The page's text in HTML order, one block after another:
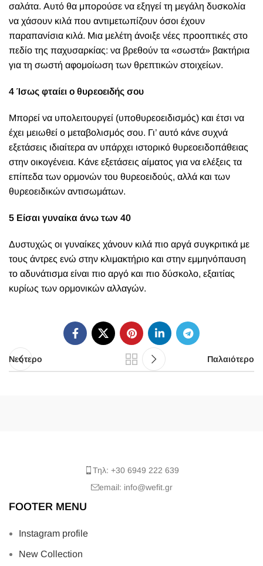
σαλάτα. Αυτό θα μπορούσε να εξηγεί τη μεγάλη δυσκολία
να χάσουν κιλά που αντιμετωπίζουν όσοι έχουν
παραπανίσια κιλά. Μια μελέτη άνοιξε νέες προοπτικές στο
πεδίο της παχυσαρκίας: να βρεθούν τα «σωστά» βακτήρια
για τη σωστή αφομοίωση των θρεπτικών στοιχείων.
4 Ίσως φταίει ο θυρεοειδής σου
Μπορεί να υπολειτουργεί (υποθυρεοειδισμός) και έτσι να
έχει μειωθεί ο μεταβολισμός σου. Γι’ αυτό κάνε συχνά
εξετάσεις ιδιαίτερα αν υπάρχει ιστορικό θυρεοειδοπάθειας
στην οικογένεια. Κάνε εξετάσεις αίματος για να ελέξεις τα
επίπεδα των ορμονών του θυρεοειδούς, αλλά και των
θυρεοειδικών αντισωμάτων.
5 Είσαι γυναίκα άνω των 40
Δυστυχώς οι γυναίκες χάνουν κιλά πιο αργά συγκριτικά με
τους άντρες ενώ στην κλιμακτήριο και στην εμμηνόπαυση
το αδυνάτισμα είναι πιο αργό και πιο δύσκολο, εξαιτίας
κυρίως των ορμονικών αλλαγών.
Νεότερο Παλαιότερο
Τηλ: +30 6949 222 639
email: info@wefit.gr
FOOTER MENU
Instagram profile
New Collection